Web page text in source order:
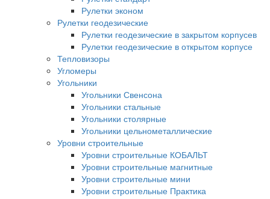
Рулетки эконом
Рулетки геодезические
Рулетки геодезические в закрытом корпусев
Рулетки геодезические в открытом корпусе
Тепловизоры
Угломеры
Угольники
Угольники Свенсона
Угольники стальные
Угольники столярные
Угольники цельнометаллические
Уровни строительные
Уровни строительные КОБАЛЬТ
Уровни строительные магнитные
Уровни строительные мини
Уровни строительные Практика